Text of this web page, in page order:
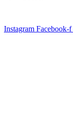
Instagram Facebook-f